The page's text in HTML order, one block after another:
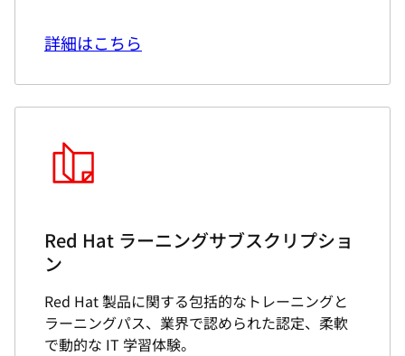
詳細はこちら
Red Hat ラーニングサブスクリプショ
ン
Red Hat 製品に関する包括的なトレーニングと
ラーニングパス、業界で認められた認定、柔軟
で動的な IT 学習体験。